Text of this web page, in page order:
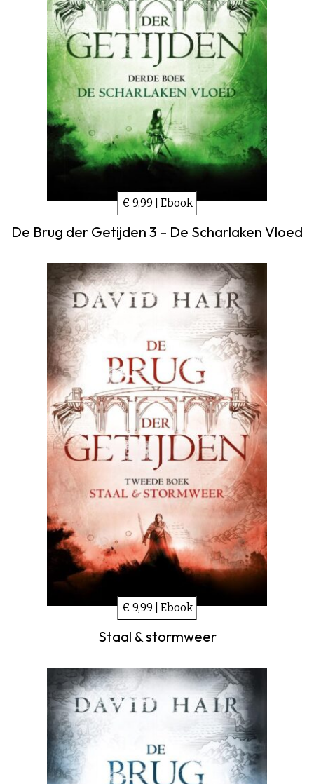
€ 9,99 | Ebook
De Brug der Getijden 3 – De Scharlaken Vloed
€ 9,99 | Ebook
Staal & stormweer